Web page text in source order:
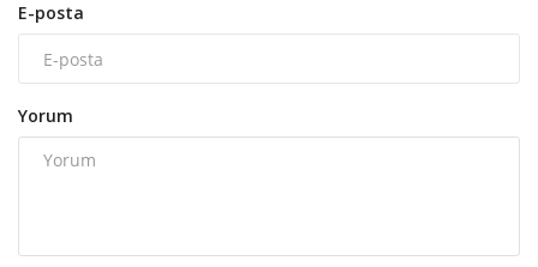
E-posta
Yorum